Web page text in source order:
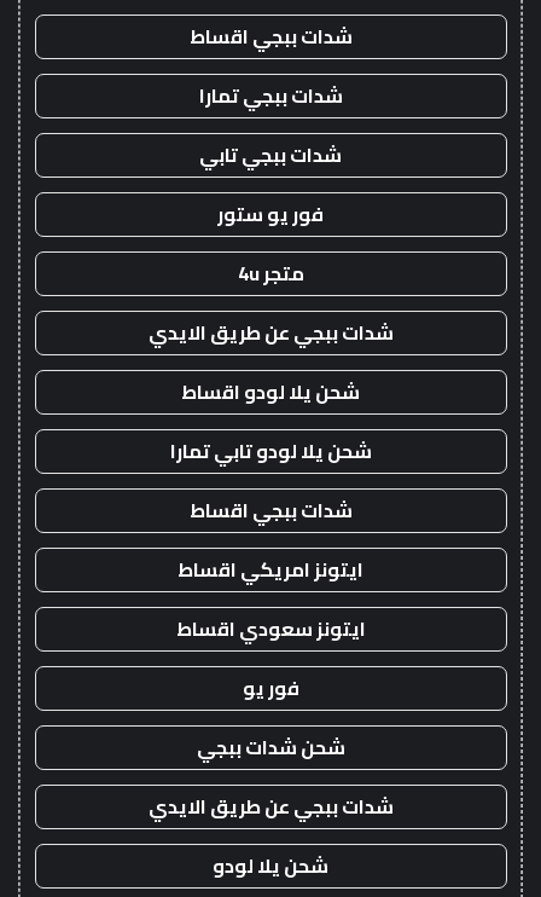
شدات ببجي اقساط
شدات ببجي تمارا
شدات ببجي تابي
فور يو ستور
متجر 4u
شدات ببجي عن طريق الايدي
شحن يلا لودو اقساط
شحن يلا لودو تابي تمارا
شدات ببجي اقساط
ايتونز امريكي اقساط
ايتونز سعودي اقساط
فور يو
شحن شدات ببجي
شدات ببجي عن طريق الايدي
شحن يلا لودو